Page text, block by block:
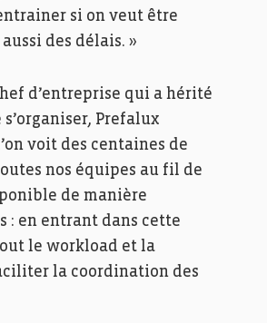
si on veut être
des délais. »
d’entreprise qui a hérité
Prefalux
voit des centaines de
nos équipes au fil de
de manière
: en entrant dans cette
le workload et la
la coordination des